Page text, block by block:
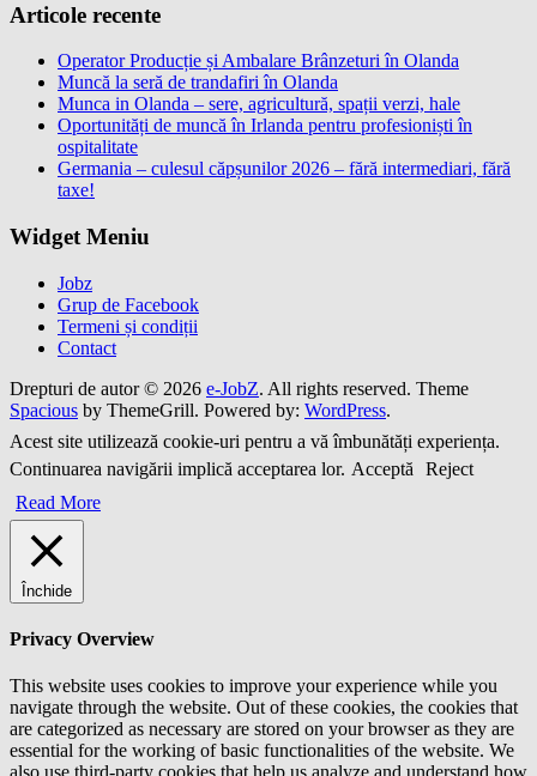
Articole recente
Operator Producție și Ambalare Brânzeturi în Olanda
Muncă la seră de trandafiri în Olanda
Munca in Olanda – sere, agricultură, spații verzi, hale
Oportunități de muncă în Irlanda pentru profesioniști în
ospitalitate
Germania – culesul căpșunilor 2026 – fără intermediari, fără
taxe!
Widget Meniu
Jobz
Grup de Facebook
Termeni și condiții
Contact
Drepturi de autor © 2026 e-JobZ. All rights reserved. Theme
Spacious by ThemeGrill. Powered by: WordPress.
Acest site utilizează cookie-uri pentru a vă îmbunătăți experiența.
Continuarea navigării implică acceptarea lor. Acceptă
Reject
Read More
Închide
Privacy Overview
This website uses cookies to improve your experience while you
navigate through the website. Out of these cookies, the cookies that
are categorized as necessary are stored on your browser as they are
essential for the working of basic functionalities of the website. We